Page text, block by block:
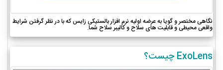
نگاهی مختصر و گویا به عرضه اولیه نرم افزار بالستیکی زایس که با در نظر گرفتن شرایط
واقعی محیطی و قابلیت های سلاح و کالیبر سلاح شما.
ExoLens چیست؟